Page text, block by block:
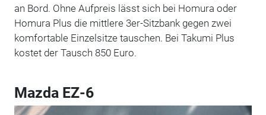
an Bord. Ohne Aufpreis lässt sich bei Homura oder
Homura Plus die mittlere 3er-Sitzbank gegen zwei
komfortable Einzelsitze tauschen. Bei Takumi Plus
kostet der Tausch 850 Euro.
Mazda EZ-6